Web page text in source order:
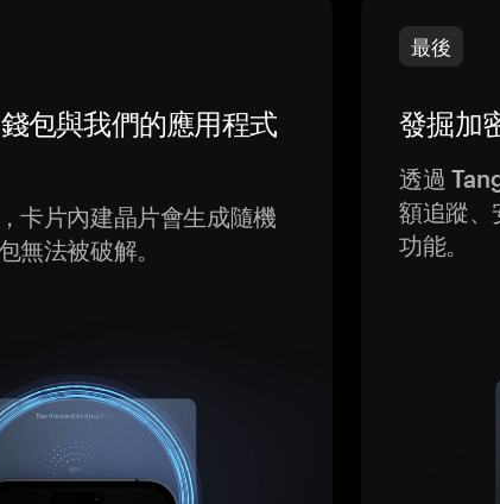
包與我們的應用程式
卡片內建晶片會生成隨機
無法被破解。
最後
發掘加
透過
額追蹤、
功能。